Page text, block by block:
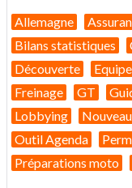
Allemagne
Bilans statistiques
Découverte
Freinage
GT
Lobbying
Outil Agenda
Préparations moto